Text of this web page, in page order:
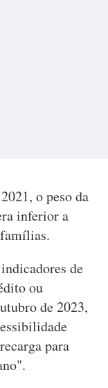
o peso da
inferior a
de
ou
de 2023,
para